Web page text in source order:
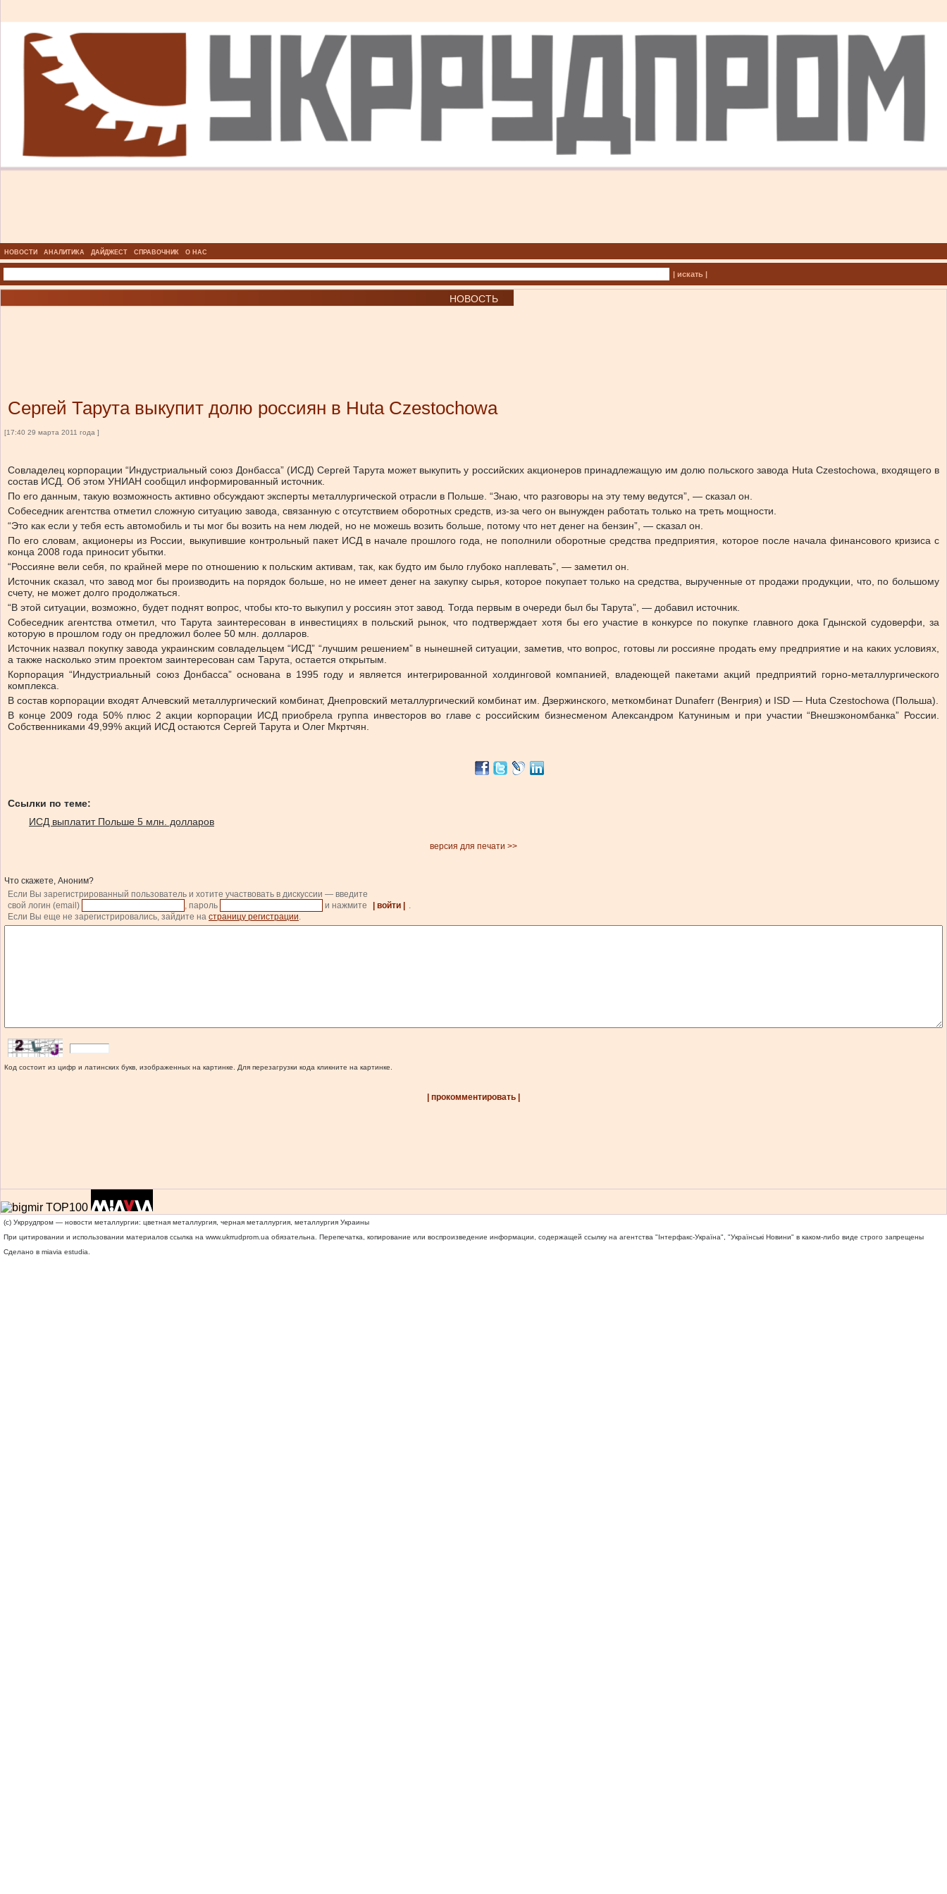
НОВОСТИ АНАЛИТИКА ДАЙДЖЕСТ СПРАВОЧНИК О НАС
| искать |
НОВОСТЬ
Сергей Тарута выкупит долю россиян в Huta Czestochowa
[17:40 29 марта 2011 года ]
Совладелец корпорации “Индустриальный союз Донбасса” (ИСД) Сергей Тарута может выкупить у российских акционеров принадлежащую им долю польского завода Huta Czestochowa, входящего в
состав ИСД. Об этом УНИАН сообщил информированный источник.
По его данным, такую возможность активно обсуждают эксперты металлургической отрасли в Польше. “Знаю, что разговоры на эту тему ведутся”, — сказал он.
Собеседник агентства отметил сложную ситуацию завода, связанную с отсутствием оборотных средств, из-за чего он вынужден работать только на треть мощности.
“Это как если у тебя есть автомобиль и ты мог бы возить на нем людей, но не можешь возить больше, потому что нет денег на бензин”, — сказал он.
По его словам, акционеры из России, выкупившие контрольный пакет ИСД в начале прошлого года, не пополнили оборотные средства предприятия, которое после начала финансового кризиса с
конца 2008 года приносит убытки.
“Россияне вели себя, по крайней мере по отношению к польским активам, так, как будто им было глубоко наплевать”, — заметил он.
Источник сказал, что завод мог бы производить на порядок больше, но не имеет денег на закупку сырья, которое покупает только на средства, вырученные от продажи продукции, что, по большому
счету, не может долго продолжаться.
“В этой ситуации, возможно, будет поднят вопрос, чтобы кто-то выкупил у россиян этот завод. Тогда первым в очереди был бы Тарута”, — добавил источник.
Собеседник агентства отметил, что Тарута заинтересован в инвестициях в польский рынок, что подтверждает хотя бы его участие в конкурсе по покупке главного дока Гдынской судоверфи, за
которую в прошлом году он предложил более 50 млн. долларов.
Источник назвал покупку завода украинским совладельцем “ИСД” “лучшим решением” в нынешней ситуации, заметив, что вопрос, готовы ли россияне продать ему предприятие и на каких условиях,
а также насколько этим проектом заинтересован сам Тарута, остается открытым.
Корпорация “Индустриальный союз Донбасса” основана в 1995 году и является интегрированной холдинговой компанией, владеющей пакетами акций предприятий горно-металлургического
комплекса.
В состав корпорации входят Алчевский металлургический комбинат, Днепровский металлургический комбинат им. Дзержинского, меткомбинат Dunaferr (Венгрия) и ISD — Huta Czestochowa (Польша).
В конце 2009 года 50% плюс 2 акции корпорации ИСД приобрела группа инвесторов во главе с российским бизнесменом Александром Катуниным и при участии “Внешэкономбанка” России.
Собственниками 49,99% акций ИСД остаются Сергей Тарута и Олег Мкртчян.
Ссылки по теме:
ИСД выплатит Польше 5 млн. долларов
версия для печати >>
Что скажете, Аноним?
Если Вы зарегистрированный пользователь и хотите участвовать в дискуссии — введите
свой логин (email)
, пароль и нажмите | войти |
.
Если Вы еще не зарегистрировались, зайдите на страницу регистрации.
Код состоит из цифр и латинских букв, изображенных на картинке. Для перезагрузки кода кликните на картинке.
| прокомментировать |
(c) Укррудпром — новости металлургии: цветная металлургия, черная металлургия, металлургия Украины
При цитировании и использовании материалов ссылка на www.ukrrudprom.ua обязательна. Перепечатка, копирование или воспроизведение информации, содержащей ссылку на агентства "Iнтерфакс-Україна", "Українськi Новини" в каком-либо виде строго запрещены
Сделано в miavia estudia.